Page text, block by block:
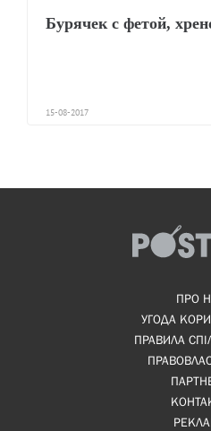
Бурячек с фетой,
15-08-2017
ПРО
УГОДА
ПРАВИЛА